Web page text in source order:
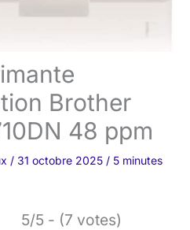
Brother
48 ppm
/ 31 octobre 2025 / 5 minutes
5/5 - (7 votes)